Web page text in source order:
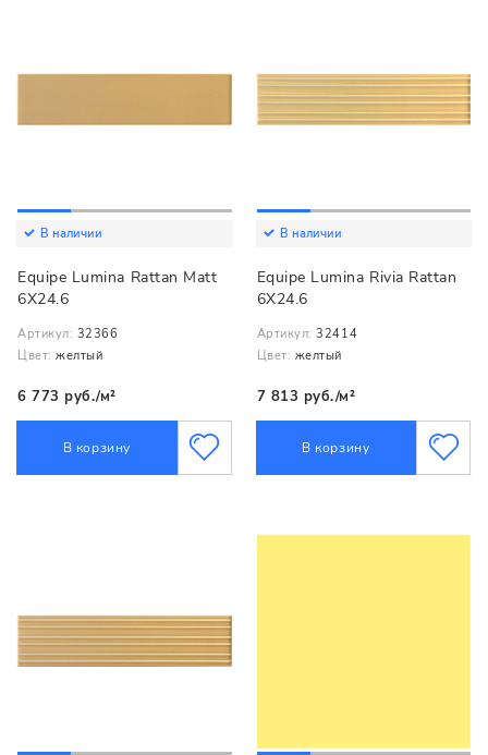
В наличии
Equipe Lumina Rattan Matt
6X24.6
Артикул: 32366
Цвет: желтый
6 773 руб./м²
В корзину
В наличии
Equipe Lumina Rivia Rattan
6X24.6
Артикул: 32414
Цвет: желтый
7 813 руб./м²
В корзину